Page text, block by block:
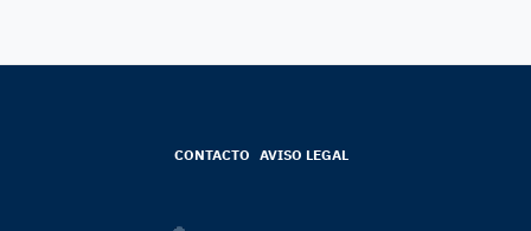
CONTACTO AVISO LEGAL